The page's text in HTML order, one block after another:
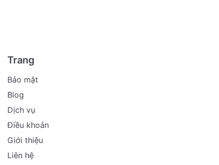
Trang
Bảo mật
Blog
Dịch vụ
Điều khoản
Giới thiệu
Liên hệ